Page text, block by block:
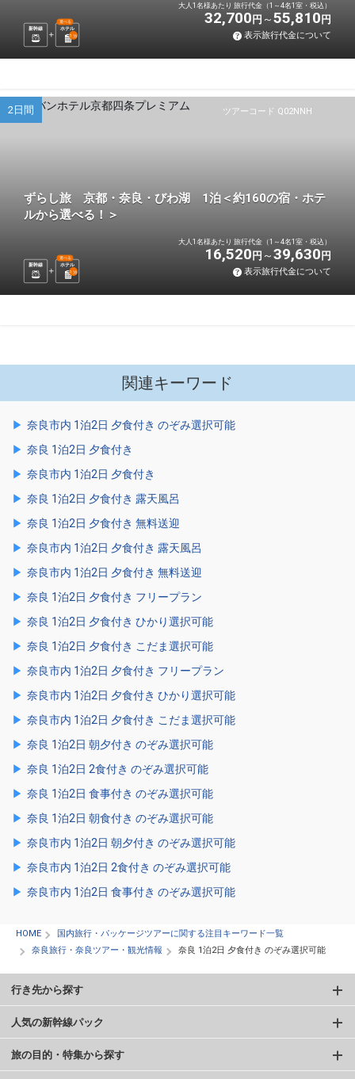
新幹線 ホテル
選べる
1 泊
大人1名様あたり 旅行代金（1～4名1室・税込）
32,700 円 55,810 円
表示旅行代金について
ツアーコード Q02NNH
2日間
ずらし旅 京都・奈良・びわ湖 1泊＜約160の宿・ホテ
ルから選べる！＞
新幹線 ホテル
選べる
1 泊
大人1名様あたり 旅行代金（1～4名1室・税込）
16,520 円 39,630 円
表示旅行代金について
関連キーワード
奈良市内 1泊2日 夕食付き のぞみ選択可能
奈良 1泊2日 夕食付き
奈良市内 1泊2日 夕食付き
奈良 1泊2日 夕食付き 露天風呂
奈良 1泊2日 夕食付き 無料送迎
奈良市内 1泊2日 夕食付き 露天風呂
奈良市内 1泊2日 夕食付き 無料送迎
奈良 1泊2日 夕食付き フリープラン
奈良 1泊2日 夕食付き ひかり選択可能
奈良 1泊2日 夕食付き こだま選択可能
奈良市内 1泊2日 夕食付き フリープラン
奈良市内 1泊2日 夕食付き ひかり選択可能
奈良市内 1泊2日 夕食付き こだま選択可能
奈良 1泊2日 朝夕付き のぞみ選択可能
奈良 1泊2日 2食付き のぞみ選択可能
奈良 1泊2日 食事付き のぞみ選択可能
奈良 1泊2日 朝食付き のぞみ選択可能
奈良市内 1泊2日 朝夕付き のぞみ選択可能
奈良市内 1泊2日 2食付き のぞみ選択可能
奈良市内 1泊2日 食事付き のぞみ選択可能
HOME
国内旅行・パッケージツアーに関する注目キーワード一覧
奈良旅行・奈良ツアー・観光情報
奈良 1泊2日 夕食付き のぞみ選択可能
行き先から探す
人気の新幹線パック
旅の目的・特集から探す